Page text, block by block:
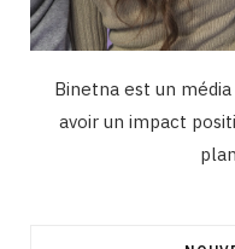
Binetna est un
avoir un impact